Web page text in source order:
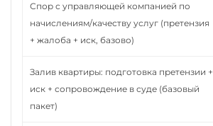
Спор с управляющей компанией по
начислениям/качеству услуг (претензия
+ жалоба + иск, базово)
Залив квартиры: подготовка претензии +
иск + сопровождение в суде (базовый
пакет)